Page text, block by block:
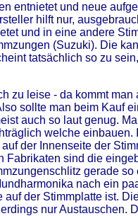
entnietet und neue
hilft nur,
und in eine andere
(Suzuki). Die
tatsächlich so zu
leise - da kommt
sollte man beim Kauf
auch so laut genug.
welche
der Innenseite der
sind die
gerade
nach ein
der Stimmplatte ist.
nur Austauschen.